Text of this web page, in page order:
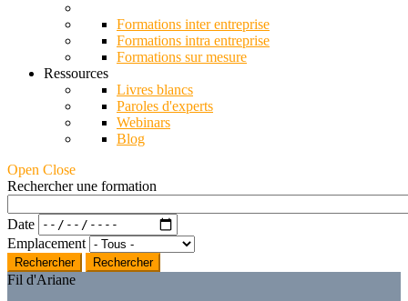
Formations inter entreprise
Formations intra entreprise
Formations sur mesure
Ressources
Livres blancs
Paroles d'experts
Webinars
Blog
Open Close
Rechercher une formation
Date
Emplacement
Rechercher
Fil d'Ariane